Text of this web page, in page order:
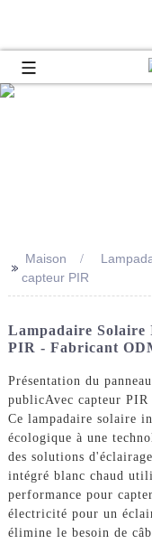
>> Maison
capteur PIR
Lampadaire Solaire
PIR - Fabricant
Présentation du
publicAvec capteur
Ce lampadaire solaire
écologique à une
des solutions
intégré blanc chaud
performance pour
électricité pour un
élimine le besoin de